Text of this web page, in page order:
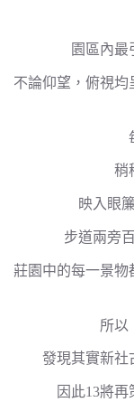
園區內
不論仰望，俯視均
稍
映入眼
步道兩旁
莊園中的每一景物
所以
發現其實新社
因此13將